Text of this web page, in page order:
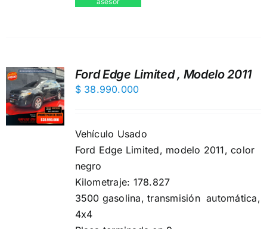
Ford Edge Limited , Modelo 2011
$38.990.000
Vehículo Usado
Ford Edge Limited, modelo 2011, color
negro
Kilometraje: 178.827
3500 gasolina, transmisión automática,
4x4